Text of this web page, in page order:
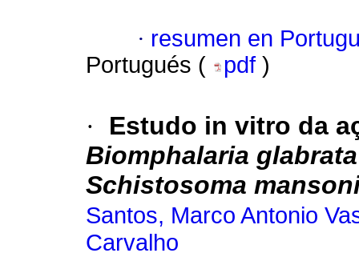
· resumen en
Portugués (
pdf )
·
Estudo in vitro da
Biomphalaria glabrata
Schistosoma
Santos, Marco Antonio
Carvalho